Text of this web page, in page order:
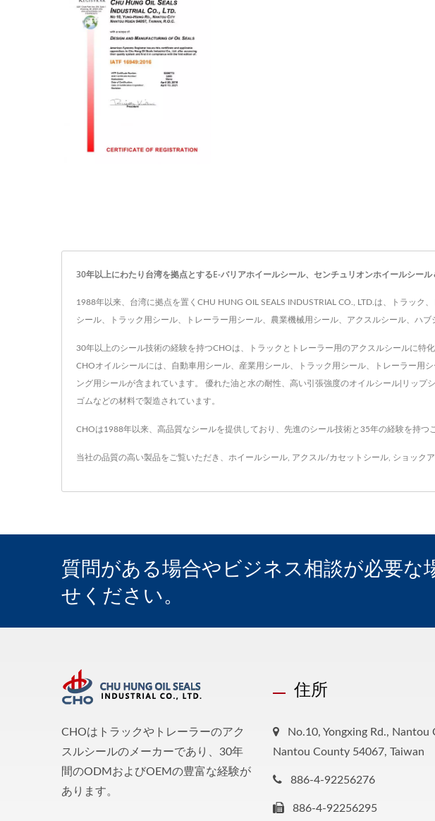
30年以上にわたり台湾を拠点とするE-バリアホイールシール、センチュリオンホイールシー
1988年以来、台湾に拠点を置くCHU HUNG OIL SEALS INDUSTRIAL CO., LTD.は、トラッ
シール、トラック用シール、トレーラー用シール、農業機械用シール、アクスルシール、ハ
30年以上のシール技術の経験を持つCHOは、トラックとトレーラー用のアクスルシールに特
CHOオイルシールには、自動車用シール、産業用シール、トラック用シール、トレーラー用
ング用シールが含まれています。 優れた油と水の耐性、高い引張強度のオイルシール|リッ
ゴムなどの材料で製造されています。
CHOは1988年以来、高品質なシールを提供しており、先進のシール技術と35年の経験を持つ
当社の品質の高い製品をご覧いただき、 ホイールシール アクスル/カセットシール ショック
質問がある場合やビジネス相談が必要な
せください。
CHOはトラックやトレーラーのアク
スルシールのメーカーであり、30年
間のODMおよびOEMの豊富な経験が
あります。
住所
No.10, Yongxing Rd., Nantou
Nantou County 54067, Taiwan
886-4-92256276
886-4-92256295